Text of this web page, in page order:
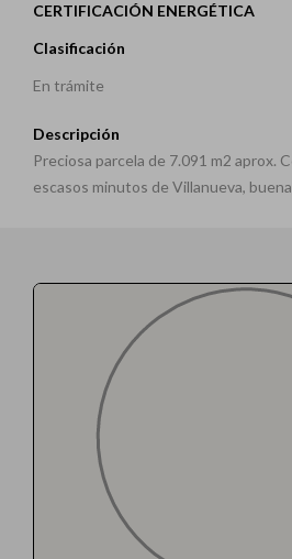
CERTIFICACIÓN ENERGÉTICA
Clasificación
En trámite
Descripción
Preciosa parcela de 7.091 m2 aprox.
escasos minutos de Villanueva,